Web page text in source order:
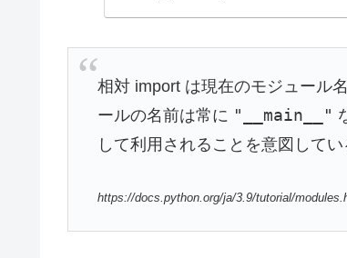
相対 import は現在のモジュール
ールの名前は常に "__main__"
して利用されることを意図して
https://docs.python.org/ja/3.9/tutorial/